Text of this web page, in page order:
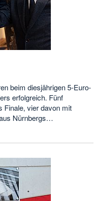
beim diesjährigen 5-Euro-
erfolgreich. Fünf
Finale, vier davon mit
Nürnbergs…